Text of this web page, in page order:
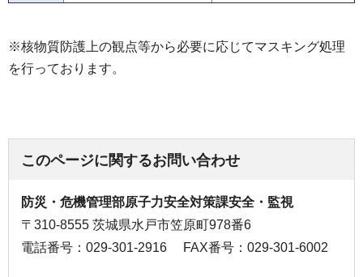
※核物質防護上の観点等から必要に応じてマスキング処理
を行っております。
このページに関するお問い合わせ
防災・危機管理部原子力安全対策課安全・監視
〒310-8555 茨城県水戸市笠原町978番6
電話番号：029-301-2916
FAX番号：029-301-6002